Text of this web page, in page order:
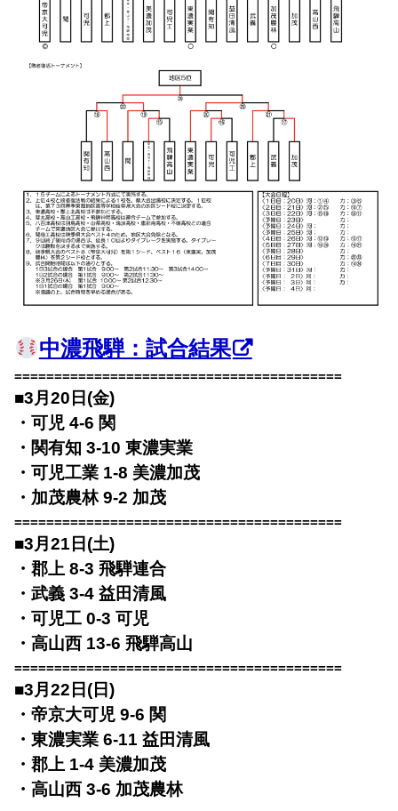
中濃飛騨：試合結果
=========================================
■3月20日(金)
・可児 4-6 関
・関有知 3-10 東濃実業
・可児工業 1-8 美濃加茂
・加茂農林 9-2 加茂
=========================================
■3月21日(土)
・郡上 8-3 飛騨連合
・武義 3-4 益田清風
・可児工 0-3 可児
・高山西 13-6 飛騨高山
=========================================
■3月22日(日)
・帝京大可児 9-6 関
・東濃実業 6-11 益田清風
・郡上 1-4 美濃加茂
・高山西 3-6 加茂農林